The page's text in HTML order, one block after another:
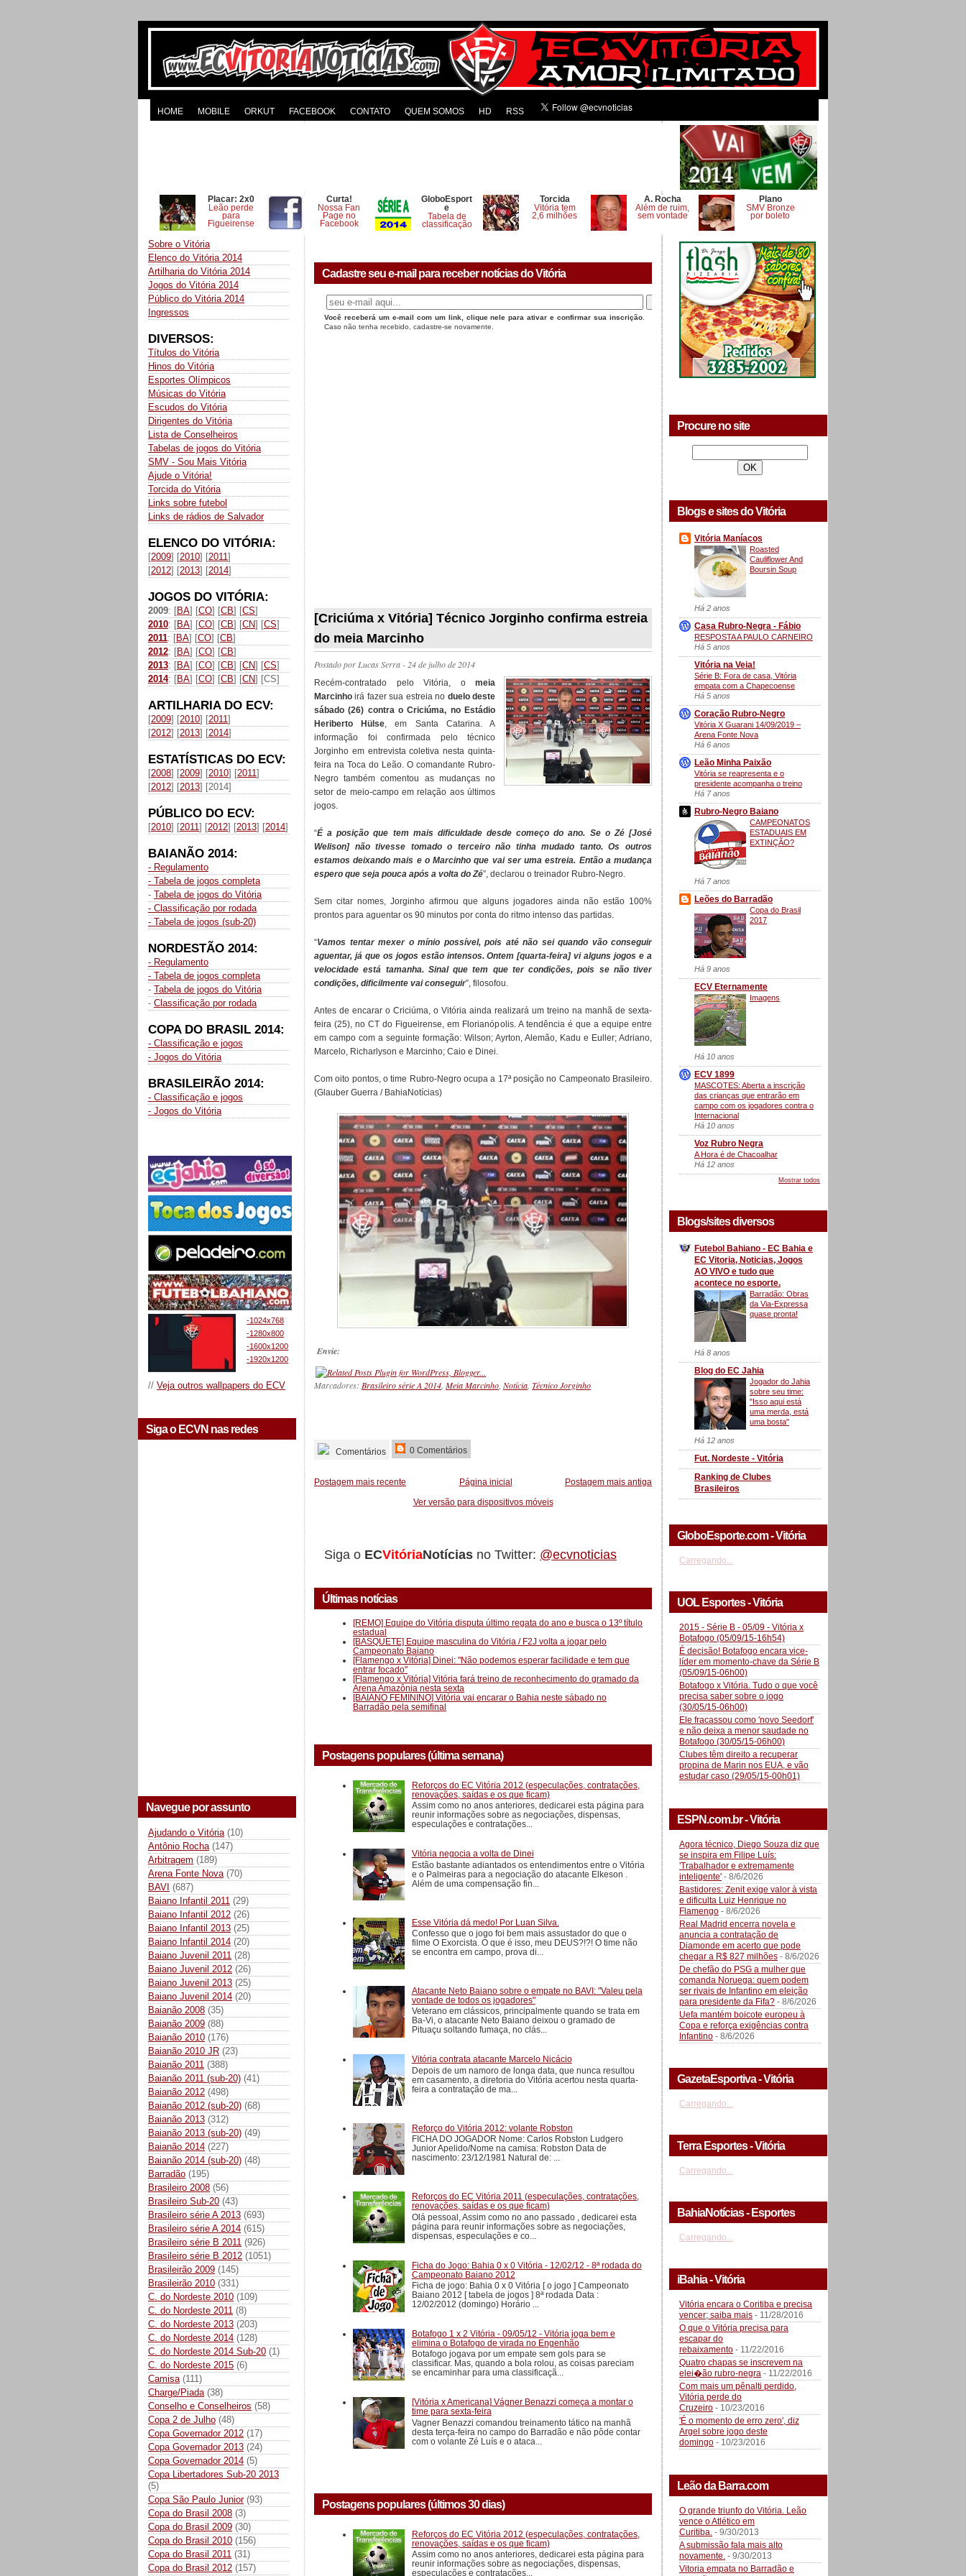
HOME MOBILE ORKUT FACEBOOK CONTATO QUEM SOMOS HD RSS
Placar: 2x0
Leão perde
para
Figueirense
Curta!
Nossa Fan
Page no
Facebook
GloboEsport
e
Tabela de
classificação
Torcida
Vitória tem
2,6 milhões
A. Rocha
Além de ruim,
sem vontade
Plano
SMV Bronze
por boleto
Sobre o Vitória
Elenco do Vitória 2014
Artilharia do Vitória 2014
Jogos do Vitória 2014
Público do Vitória 2014
Ingressos
DIVERSOS:
Títulos do Vitória
Hinos do Vitória
Esportes Olímpicos
Músicas do Vitória
Escudos do Vitória
Dirigentes do Vitória
Lista de Conselheiros
Tabelas de jogos do Vitória
SMV - Sou Mais Vitória
Ajude o Vitória!
Torcida do Vitória
Links sobre futebol
Links de rádios de Salvador
ELENCO DO VITÓRIA:
[2009] [2010] [2011]
[2012] [2013] [2014]
JOGOS DO VITÓRIA:
2009: [BA] [CO] [CB] [CS]
2010: [BA] [CO] [CB] [CN] [CS]
2011: [BA] [CO] [CB]
2012: [BA] [CO] [CB]
2013: [BA] [CO] [CB] [CN] [CS]
2014: [BA] [CO] [CB] [CN] [CS]
ARTILHARIA DO ECV:
[2009] [2010] [2011]
[2012] [2013] [2014]
ESTATÍSTICAS DO ECV:
[2008] [2009] [2010] [2011]
[2012] [2013] [2014]
PÚBLICO DO ECV:
[2010] [2011] [2012] [2013] [2014]
BAIANÃO 2014:
- Regulamento
- Tabela de jogos completa
- Tabela de jogos do Vitória
- Classificação por rodada
- Tabela de jogos (sub-20)
NORDESTÃO 2014:
- Regulamento
- Tabela de jogos completa
- Tabela de jogos do Vitória
- Classificação por rodada
COPA DO BRASIL 2014:
- Classificação e jogos
- Jogos do Vitória
BRASILEIRÃO 2014:
- Classificação e jogos
- Jogos do Vitória
-1024x768
-1280x800
-1600x1200
-1920x1200
// Veja outros wallpapers do ECV
Siga o ECVN nas redes
Navegue por assunto
Ajudando o Vitória (10)
Antônio Rocha (147)
Arbitragem (189)
Arena Fonte Nova (70)
BAVI (687)
Baiano Infantil 2011 (29)
Baiano Infantil 2012 (26)
Baiano Infantil 2013 (25)
Baiano Infantil 2014 (20)
Baiano Juvenil 2011 (28)
Baiano Juvenil 2012 (26)
Baiano Juvenil 2013 (25)
Baiano Juvenil 2014 (20)
Baianão 2008 (35)
Baianão 2009 (88)
Baianão 2010 (176)
Baianão 2010 JR (23)
Baianão 2011 (388)
Baianão 2011 (sub-20) (41)
Baianão 2012 (498)
Baianão 2012 (sub-20) (68)
Baianão 2013 (312)
Baianão 2013 (sub-20) (49)
Baianão 2014 (227)
Baianão 2014 (sub-20) (48)
Barradão (195)
Brasileiro 2008 (56)
Brasileiro Sub-20 (43)
Brasileiro série A 2013 (693)
Brasileiro série A 2014 (615)
Brasileiro série B 2011 (926)
Brasileiro série B 2012 (1051)
Brasileirão 2009 (145)
Brasileirão 2010 (331)
C. do Nordeste 2010 (109)
C. do Nordeste 2011 (8)
C. do Nordeste 2013 (203)
C. do Nordeste 2014 (128)
C. do Nordeste 2014 Sub-20 (1)
C. do Nordeste 2015 (6)
Camisa (111)
Charge/Piada (38)
Conselho e Conselheiros (58)
Copa 2 de Julho (48)
Copa Governador 2012 (17)
Copa Governador 2013 (24)
Copa Governador 2014 (5)
Copa Libertadores Sub-20 2013
(5)
Copa São Paulo Junior (93)
Copa do Brasil 2008 (3)
Copa do Brasil 2009 (30)
Copa do Brasil 2010 (156)
Copa do Brasil 2011 (31)
Copa do Brasil 2012 (157)
Cadastre seu e-mail para receber notícias do Vitória
Você receberá um e-mail com um link, clique nele para ativar e confirmar sua inscrição
Caso não tenha recebido, cadastre-se novamente.
[Criciúma x Vitória] Técnico Jorginho confirma estreia
do meia Marcinho
Postado porLucas Serra- 24 de julho de 2014
Recém-contratado pelo Vitória, omeia
Marcinho irá fazer sua estreia no duelo deste
sábado (26) contra o Criciúma, no Estádio
Heriberto Hülse, em Santa Catarina. A
informação foi confirmada pelo técnico
Jorginho em entrevista coletiva nesta quinta-
feira na Toca do Leão. O comandante Rubro-
Negro também comentou as mudanças no
setor de meio-campo em relação aos últimos
jogos.
“É a posição que tem mais dificuldade desde começo do ano. Se o Zé [José
Welison] não tivesse tomado o terceiro não tinha mudado tanto. Os outros
estamos deixando mais e o Marcinho que vai ser uma estreia. Então a mudança
espero que seja pouca após a volta do Zé”, declarou o treinador Rubro-Negro.
Sem citar nomes, Jorginho afirmou que alguns jogadores ainda não estão 100%
prontos para aguentar os 90 minutos por conta do ritmo intenso das partidas.
“Vamos tentar mexer o mínio possível, pois até não sei quando vão conseguir
aguentar, já que os jogos estão intensos. Ontem [quarta-feira] vi alguns jogos e a
velocidade está tamanha. Sinal que tem que ter condições, pois se não tiver
condições, dificilmente vai conseguir”, filosofou.
Antes de encarar o Criciúma, o Vitória ainda realizará um treino na manhã de sexta-
feira (25), no CT do Figueirense, em Florianópolis. A tendência é que a equipe entre
em campo com a seguinte formação: Wilson; Ayrton, Alemão, Kadu e Euller; Adriano,
Marcelo, Richarlyson e Marcinho; Caio e Dinei.
Com oito pontos, o time Rubro-Negro ocupa a 17ª posição no Campeonato Brasileiro.
(Glauber Guerra / BahiaNotícias)
Envie:
Marcadores: Brasileiro série A 2014, Meia Marcinho, Notícia, Técnico Jorginho
Comentários 0 Comentários
Postagem mais recente Postagem mais antiga
Página inicial
Ver versão para dispositivos móveis
Siga o ECVitóriaNotícias no Twitter: @ecvnoticias
Últimas notícias
[REMO] Equipe do Vitória disputa último regata do ano e busca o 13º título
estadual
[BASQUETE] Equipe masculina do Vitória / F2J volta a jogar pelo
Campeonato Baiano
[Flamengo x Vitória] Dinei: "Não podemos esperar facilidade e tem que
entrar focado"
[Flamengo x Vitória] Vitória fará treino de reconhecimento do gramado da
Arena Amazônia nesta sexta
[BAIANO FEMININO] Vitória vai encarar o Bahia neste sábado no
Barradão pela semifinal
Postagens populares (última semana)
Reforços do EC Vitória 2012 (especulações, contratações,
renovações, saídas e os que ficam)
Assim como no anos anteriores, dedicarei esta página para
reunir informações sobre as negociações, dispensas,
especulações e contratações...
Vitória negocia a volta de Dinei
Estão bastante adiantados os entendimentos entre o Vitória
e o Palmeiras para a negociação do atacante Elkeson .
Além de uma compensação fin...
Esse Vitória dá medo! Por Luan Silva.
Confesso que o jogo foi bem mais assustador do que o
filme O Exorcista. O que é isso, meu DEUS?!?! O time não
se encontra em campo, prova di...
Atacante Neto Baiano sobre o empate no BAVI: "Valeu pela
vontade de todos os jogadores"
Veterano em clássicos, principalmente quando se trata em
Ba-Vi, o atacante Neto Baiano deixou o gramado de
Pituaçu soltando fumaça, no clás...
Vitória contrata atacante Marcelo Nicácio
Depois de um namoro de longa data, que nunca resultou
em casamento, a diretoria do Vitória acertou nesta quarta-
feira a contratação de ma...
Reforço do Vitória 2012: volante Robston
FICHA DO JOGADOR Nome: Carlos Robston Ludgero
Junior Apelido/Nome na camisa: Robston Data de
nascimento: 23/12/1981 Natural de: ...
Reforços do EC Vitória 2011 (especulações, contratações,
renovações, saídas e os que ficam)
Olá pessoal, Assim como no ano passado , dedicarei esta
página para reunir informações sobre as negociações,
dispensas, especulações e co...
Ficha do Jogo: Bahia 0 x 0 Vitória - 12/02/12 - 8ª rodada do
Campeonato Baiano 2012
Ficha de jogo: Bahia 0 x 0 Vitória [ o jogo ] Campeonato
Baiano 2012 [ tabela de jogos ] 8ª rodada Data :
12/02/2012 (domingo) Horário ...
Botafogo 1 x 2 Vitória - 09/05/12 - Vitória joga bem e
elimina o Botafogo de virada no Engenhão
Botafogo jogava por um empate sem gols para se
classificar. Mas, quando a bola rolou, as coisas pareciam
se encaminhar para uma classificaçã...
[Vitória x Americana] Vágner Benazzi começa a montar o
time para sexta-feira
Vagner Benazzi comandou treinamento tático na manhã
desta terça-feira no campo do Barradão e não pôde contar
com o volante Zé Luís e o ataca...
Postagens populares (últimos 30 dias)
Reforços do EC Vitória 2012 (especulações, contratações,
renovações, saídas e os que ficam)
Assim como no anos anteriores, dedicarei esta página para
reunir informações sobre as negociações, dispensas,
especulações e contratações...
Procure no site
Blogs e sites do Vitória
Vitória Maníacos
Roasted
Cauliflower And
Boursin Soup
Há 2 anos
Casa Rubro-Negra - Fábio
RESPOSTA A PAULO CARNEIRO
Há 5 anos
Vitória na Veia!
Série B: Fora de casa, Vitória
empata com a Chapecoense
Há 5 anos
Coração Rubro-Negro
Vitória X Guarani 14/09/2019 –
Arena Fonte Nova
Há 6 anos
Leão Minha Paixão
Vitória se reapresenta e o
presidente acompanha o treino
Há 7 anos
Rubro-Negro Baiano
CAMPEONATOS
ESTADUAIS EM
EXTINÇÃO?
Há 7 anos
Leões do Barradão
Copa do Brasil
2017
Há 9 anos
ECV Eternamente
Imagens
Há 10 anos
ECV 1899
MASCOTES: Aberta a inscrição
das crianças que entrarão em
campo com os jogadores contra o
Internacional
Há 10 anos
Voz Rubro Negra
A Hora é de Chacoalhar
Há 12 anos
Mostrar todos
Blogs/sites diversos
Futebol Bahiano - EC Bahia e
EC Vitoria, Noticias, Jogos
AO VIVO e tudo que
acontece no esporte.
Barradão: Obras
da Via-Expressa
quase pronta!
Há 8 anos
Blog do EC Jahia
Jogador do Jahia
sobre seu time:
"Isso aqui está
uma merda, está
uma bosta"
Há 12 anos
Fut. Nordeste - Vitória
Ranking de Clubes
Brasileiros
GloboEsporte.com - Vitória
Carregando...
UOL Esportes - Vitória
2015 - Série B - 05/09 - Vitória x
Botafogo (05/09/15-16h54)
É decisão! Botafogo encara vice-
líder em momento-chave da Série B
(05/09/15-06h00)
Botafogo x Vitória. Tudo o que você
precisa saber sobre o jogo
(30/05/15-06h00)
Ele fracassou como 'novo Seedorf'
e não deixa a menor saudade no
Botafogo (30/05/15-06h00)
Clubes têm direito a recuperar
propina de Marin nos EUA, e vão
estudar caso (29/05/15-00h01)
ESPN.com.br - Vitória
Agora técnico, Diego Souza diz que
se inspira em Filipe Luís:
'Trabalhador e extremamente
inteligente' - 8/6/2026
Bastidores: Zenit exige valor à vista
e dificulta Luiz Henrique no
Flamengo - 8/6/2026
Real Madrid encerra novela e
anuncia a contratação de
Diamonde em acerto que pode
chegar a R$ 827 milhões - 8/6/2026
De chefão do PSG a mulher que
comanda Noruega: quem podem
ser rivais de Infantino em eleição
para presidente da Fifa? - 8/6/2026
Uefa mantém boicote europeu à
Copa e reforça exigências contra
Infantino - 8/6/2026
GazetaEsportiva - Vitória
Carregando...
Terra Esportes - Vitória
Carregando...
BahiaNotícias - Esportes
Carregando...
iBahia - Vitória
Vitória encara o Coritiba e precisa
vencer; saiba mais - 11/28/2016
O que o Vitória precisa para
escapar do
rebaixamento - 11/22/2016
Quatro chapas se inscrevem na
elei�ão rubro-negra - 11/22/2016
Com mais um pênalti perdido,
Vitória perde do
Cruzeiro - 10/23/2016
'É o momento de erro zero', diz
Argel sobre jogo deste
domingo - 10/23/2016
Leão da Barra.com
O grande triunfo do Vitória. Leão
vence o Atlético em
Curitiba. - 9/30/2013
A submissão fala mais alto
novamente. - 9/30/2013
Vitoria empata no Barradão e